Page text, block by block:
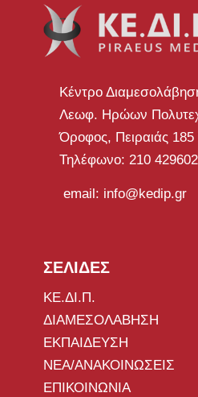
Κέντρο
Λεωφ. Ηρώων
Όροφος, Πειραιάς 185
Τηλέφωνο: 210
email: info@kedip.gr
ΣΕΛΙΔΕΣ
ΚΕ.ΔΙ.Π.
ΔΙΑΜΕΣΟΛΑΒΗΣΗ
ΕΚΠΑΙΔΕΥΣΗ
ΝΕΑ/ΑΝΑΚΟΙΝΩΣΕΙΣ
ΕΠΙΚΟΙΝΩΝΙΑ